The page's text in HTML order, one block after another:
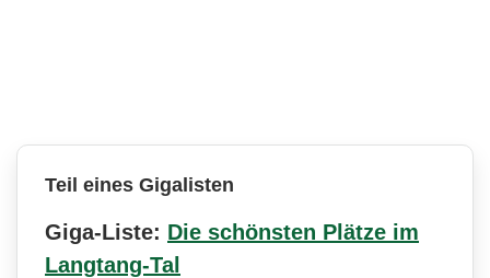
Teil eines Gigalisten
Giga-Liste: Die schönsten Plätze im
Langtang-Tal